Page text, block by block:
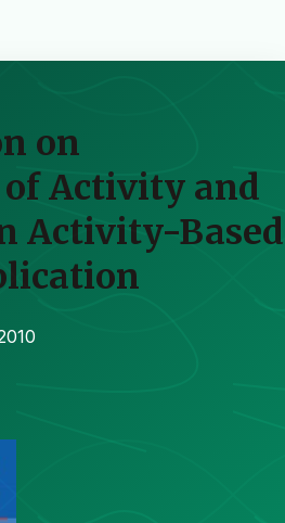
on
Activity and
Activity-Based